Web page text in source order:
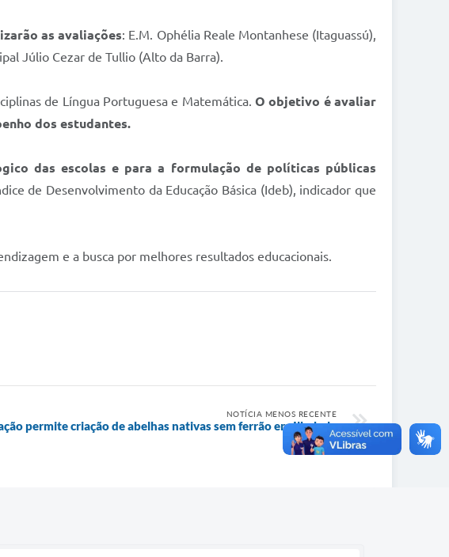
as avaliações: E.M. Ophélia Reale Montanhese (Itaguassú),
Júlio Cezar de Tullio (Alto da Barra).
de Língua Portuguesa e Matemática. O objetivo é avaliar
dos estudantes.
das escolas e para a formulação de políticas públicas
de Desenvolvimento da Educação Básica (Ideb), indicador que
e a busca por melhores resultados educacionais.
NOTÍCIA MENOS RECENTE
permite criação de abelhas nativas sem ferrão em Ilhabela